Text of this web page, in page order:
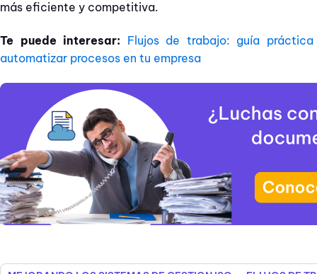
más eficiente y competitiva.
Te puede interesar: Flujos de trabajo: guía
automatizar procesos en tu empresa